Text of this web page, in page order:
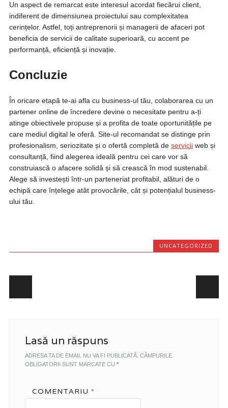
Un aspect de remarcat este interesul acordat fiecărui client,
indiferent de dimensiunea proiectului sau complexitatea
cerințelor. Astfel, toți antreprenorii și managerii de afaceri pot
beneficia de servicii de calitate superioară, cu accent pe
performanță, eficiență și inovație.
Concluzie
În oricare etapă te-ai afla cu business-ul tău, colaborarea cu un
partener online de încredere devine o necesitate pentru a-ți
atinge obiectivele propuse și a profita de toate oportunitățile pe
care mediul digital le oferă. Site-ul recomandat se distinge prin
profesionalism, seriozitate și o ofertă completă de serviciiweb și
consultanță, fiind alegerea ideală pentru cei care vor să
construiască o afacere solidă și să crească în mod sustenabil.
Alege să investești într-un parteneriat profitabil, alături de o
echipă care înțelege atât provocările, cât și potențialul business-
ului tău.
UNCATEGORIZED
Lasă un răspuns
ADRESA TA DE EMAIL NU VA FI PUBLICATĂ. CÂMPURILE
OBLIGATORII SUNT MARCATE CU *
COMENTARIU *